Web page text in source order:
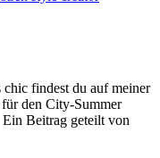
findest du auf meiner
den City-Summer
Beitrag geteilt von